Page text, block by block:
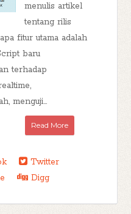
menulis artikel
tentang rilis
fitur utama adalah
baru
terhadap
menguji...
Read More
Twitter
Digg